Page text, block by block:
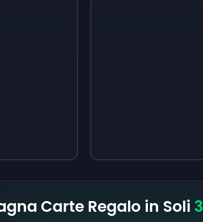
Carte Regalo in Soli